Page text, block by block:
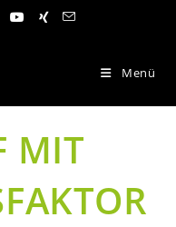
Menü
MIT